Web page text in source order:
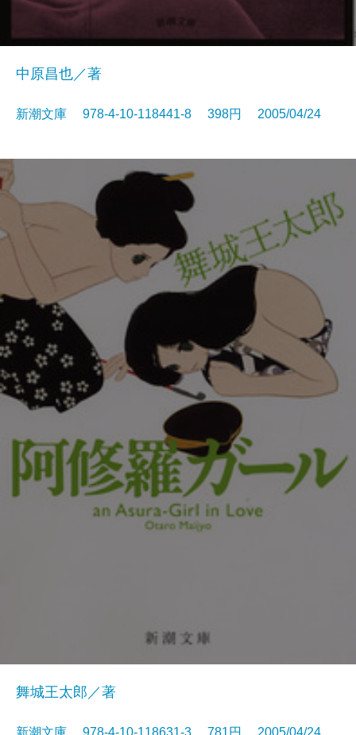
中原昌也／著
新潮文庫 978-4-10-118441-8 398円 2005/04/24
舞城王太郎／著
新潮文庫 978-4-10-118631-3 781円 2005/04/24